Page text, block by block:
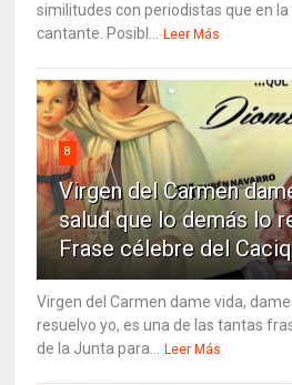
similitudes con periodistas que en la
cantante. Posibl... Leer Más
8
Virgen del Carmen
salud que lo demás lo
Frase célebre del
Virgen del Carmen dame vida,
resuelvo yo, es una de las tantas
de la Junta para... Leer Más